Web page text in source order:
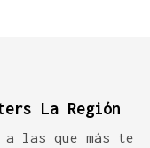
La Región
a las que más te